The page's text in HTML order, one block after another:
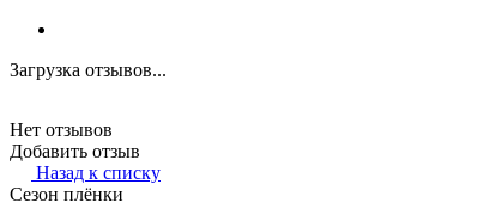
Загрузка отзывов...
Нет отзывов
Добавить отзыв
Назад к списку
Сезон плёнки